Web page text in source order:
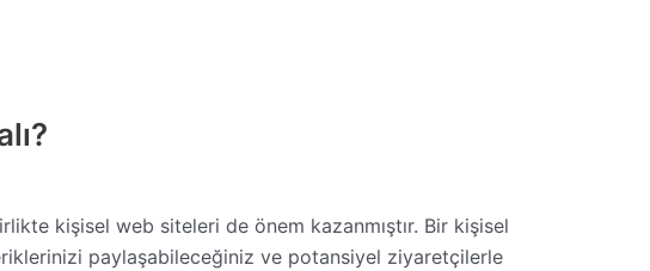
kişisel web siteleri de önem kazanmıştır. Bir kişisel
paylaşabileceğiniz ve potansiyel ziyaretçilerle